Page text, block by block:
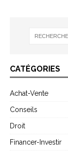
CATÉGORIES
Achat-Vente
Conseils
Droit
Financer-Investir